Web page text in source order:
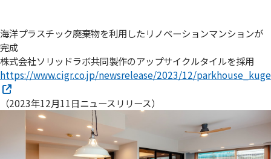
海洋プラスチック廃棄物を利用したリノベーションマンションが
完成
株式会社ソリッドラボ共同製作のアップサイクルタイルを採用
https://www.cigr.co.jp/newsrelease/2023/12/
（2023年12月11日ニュースリリース）